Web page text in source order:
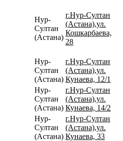
Нур-
Султан
(Астана)
г.Нур-Султан
(Астана),ул.
Кошкарбаева,
28
Нур-
Султан
(Астана)
г.Нур-Султан
(Астана),ул.
Кунаева, 12/1
Нур-
Султан
(Астана)
г.Нур-Султан
(Астана),ул.
Кунаева, 14/2
Нур-
Султан
(Астана)
г.Нур-Султан
(Астана),ул.
Кунаева, 33